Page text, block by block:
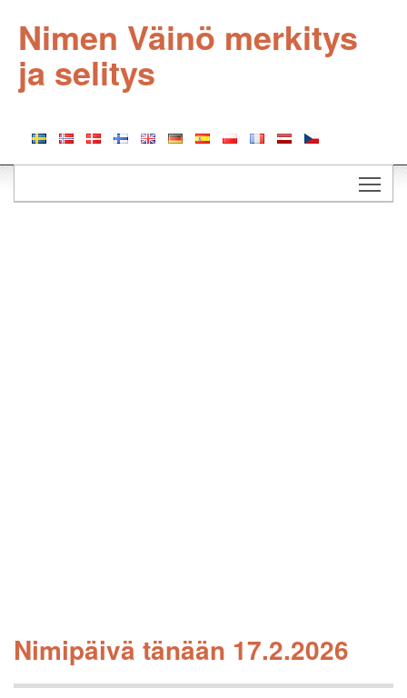
Nimen Väinö merkitys
ja selitys
Nimipäivä tänään 17.2.2026